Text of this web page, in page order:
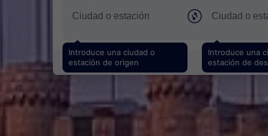
Introduce una ciudad o
estación de origen
Introduce una
estación de